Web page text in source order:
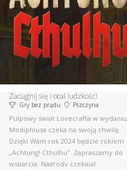
Zaciągnij się i ocal ludzkość!
Gry bez prądu Pszczyna
Pulpowy świat Lovecrafta w wydaniu
Modiphiusa czeka na swoją chwilę.
Dzięki Wam rok 2024 będzie rokiem
„Achtung! Cthulhu”. Zapraszamy do
wsparcia. Nagrody czekają!